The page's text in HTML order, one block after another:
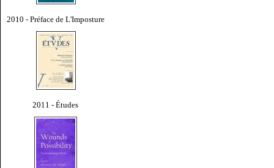
2010 - Préface de L'Imposture
2011 - Études